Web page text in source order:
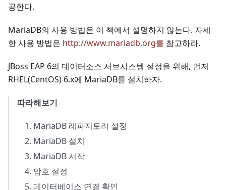
공한다.
MariaDB의 사용 방법은 이 책에서 설명하지 않는다. 자세
한 사용 방법은 http://www.mariadb.org를 참고하라.
JBoss EAP 6의 데이터소스 서브시스템 설정을 위해, 먼저
RHEL(CentOS) 6.x에 MariaDB를 설치하자.
따라해보기
MariaDB 레파지토리 설정
MariaDB 설치
MariaDB 시작
암호 설정
데이터베이스 연결 확인